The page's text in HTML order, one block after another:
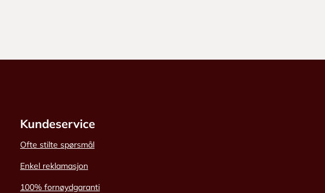
Kundeservice
Ofte stilte spørsmål
Enkel reklamasjon
100% fornøydgaranti